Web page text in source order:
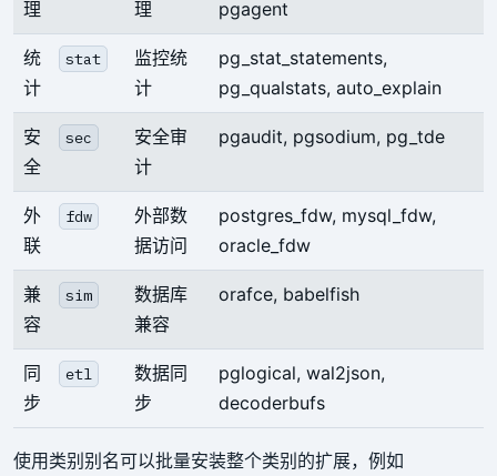
理
理
pgagent
统
计
stat
监控统
计
pg_stat_statements,
pg_qualstats, auto_explain
安
全
sec
安全审
计
pgaudit, pgsodium, pg_tde
外
联
fdw
外部数
据访问
postgres_fdw, mysql_fdw,
oracle_fdw
兼
容
sim
数据库
兼容
orafce, babelfish
同
步
etl
数据同
步
pglogical, wal2json,
decoderbufs
使用类别别名可以批量安装整个类别的扩展，例如